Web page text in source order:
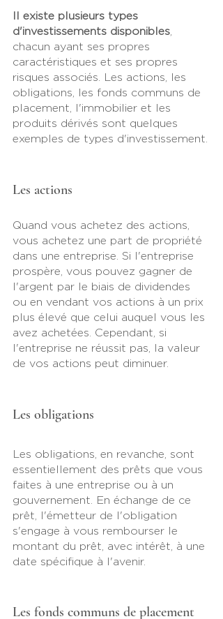
Il existe plusieurs types
d'investissements disponibles
chacun ayant ses propres
caractéristiques et ses propres
risques associés. Les actions, les
obligations, les fonds communs de
placement, l'immobilier et les
produits dérivés sont quelques
exemples de types d'investissement.
Les actions
Quand vous achetez des actions,
vous achetez une part de propriété
dans une entreprise. Si l'entreprise
prospère, vous pouvez gagner de
l'argent par le biais de dividendes
ou en vendant vos actions à un prix
plus élevé que celui auquel vous les
avez achetées. Cependant, si
l'entreprise ne réussit pas, la valeur
de vos actions peut diminuer.
Les obligations
Les obligations, en revanche, sont
essentiellement des prêts que vous
faites à une entreprise ou à un
gouvernement. En échange de ce
prêt, l'émetteur de l'obligation
s'engage à vous rembourser le
montant du prêt, avec intérêt, à une
date spécifique à l'avenir.
Les fonds communs de placement